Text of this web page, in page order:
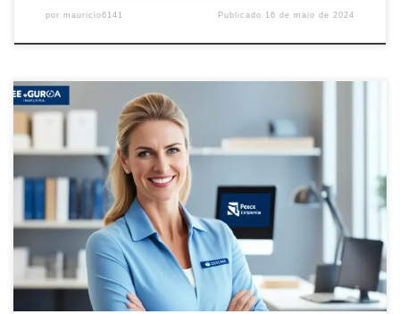
por mauricio6141 Publicado 16 de maio de 2024
Garanta a proteção ideal para sua empresa com o Seguro
Empresarial Caixa, oferecendo cobertura abrangente e soluções
personalizadas para atender às necessidades do seu negócio.